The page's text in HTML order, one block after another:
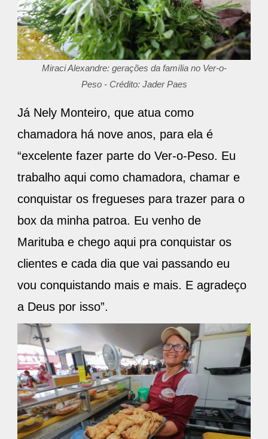
Miraci Alexandre: gerações da família no Ver-o-
Peso - Crédito: Jader Paes
Já Nely Monteiro, que atua como
chamadora há nove anos, para ela é
“excelente fazer parte do Ver-o-Peso. Eu
trabalho aqui como chamadora, chamar e
conquistar os fregueses para trazer para o
box da minha patroa. Eu venho de
Marituba e chego aqui pra conquistar os
clientes e cada dia que vai passando eu
vou conquistando mais e mais. E agradeço
a Deus por isso”.